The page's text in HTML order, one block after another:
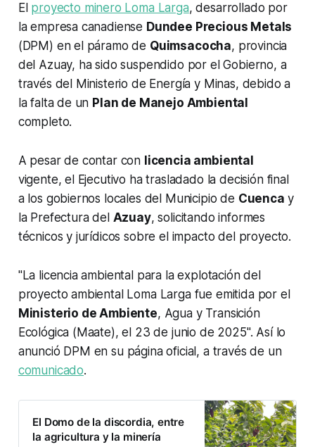
El proyecto minero Loma Larga, desarrollado por
la empresa canadiense Dundee Precious Metals
(DPM) en el páramo de Quimsacocha, provincia
del Azuay, ha sido suspendido por el Gobierno, a
través del Ministerio de Energía y Minas, debido a
la falta de un Plan de Manejo Ambiental
completo.
A pesar de contar con licencia ambiental
vigente, el Ejecutivo ha trasladado la decisión final
a los gobiernos locales del Municipio de Cuenca y
la Prefectura del Azuay, solicitando informes
técnicos y jurídicos sobre el impacto del proyecto.
"La licencia ambiental para la explotación del
proyecto ambiental Loma Larga fue emitida por el
Ministerio de Ambiente, Agua y Transición
Ecológica (Maate), el 23 de junio de 2025". Así lo
anunció DPM en su página oficial, a través de un
comunicado.
El Domo de la discordia, entre
la agricultura y la minería